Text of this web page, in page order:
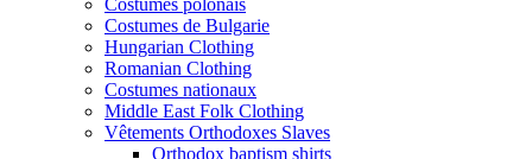
Costumes de Bulgarie
Hungarian Clothing
Romanian Clothing
Costumes nationaux
Middle East Folk Clothing
Vêtements Orthodoxes Slaves
Orthodox baptism shirts